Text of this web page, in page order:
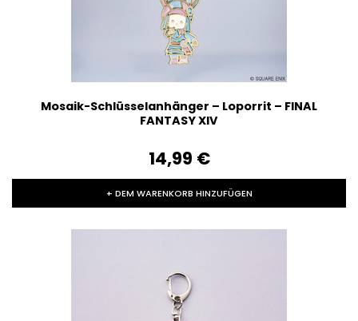
Mosaik-Schlüsselanhänger – Loporrit – FINAL
FANTASY XIV
14,99‎ ‎€
+ DEM WARENKORB HINZUFÜGEN